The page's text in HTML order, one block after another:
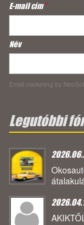
E-mail cím*
Név
Email marketing by
Legutóbbi